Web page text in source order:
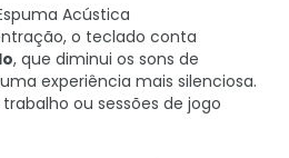
Acústica
o teclado conta
, que diminui os sons de
experiência mais silenciosa.
ou sessões de jogo